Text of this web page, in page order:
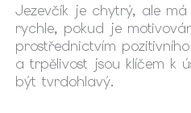
Jezevčík je chytrý, ale má
rychle, pokud je
prostřednictvím
a trpělivost jsou klíčem k
být tvrdohlavý.